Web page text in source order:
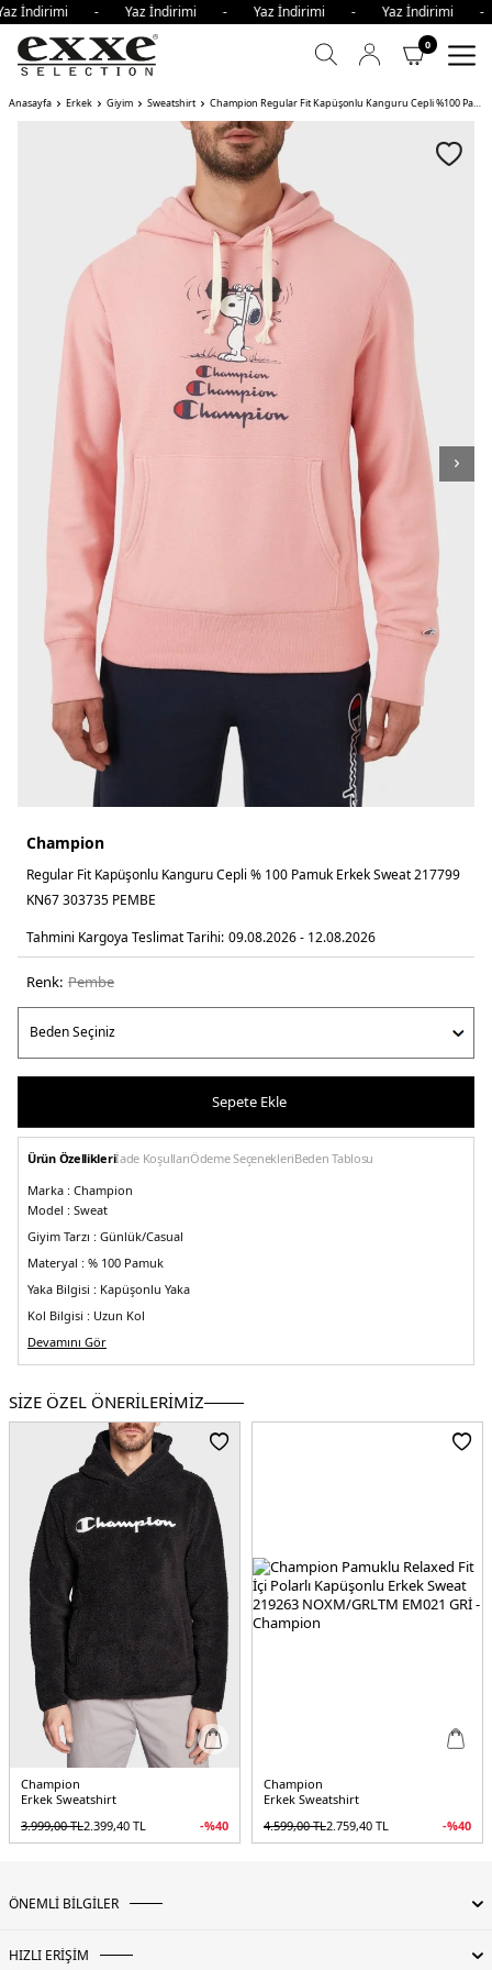
İndirimi - Yaz İndirimi - Yaz İndirimi - Yaz
0
Anasayfa Erkek Giyim Sweatshirt Champion Regular Fit Kapüşonlu Kanguru Cepli %100 Pamuk Erkek Sweat
Champion
Regular Fit Kapüşonlu Kanguru Cepli % 100 Pamuk Erkek Sweat 217799
KN67 303735 PEMBE
Tahmini Kargoya Teslimat Tarihi: 09.08.2026 - 12.08.2026
Renk: pembe
Sepete Ekle
Ürün Özellikleriİade KoşullarıÖdeme SeçenekleriBeden Tablosu
Marka : Champion
Model : Sweat
Giyim Tarzı : Günlük/Casual
Materyal : % 100 Pamuk
Yaka Bilgisi : Kapüşonlu Yaka
Kol Bilgisi : Uzun Kol
Cep Bilgisi :Cepli
Kalıp Bilgisi :Regular Fit
Detay :
-Model 189 cm boyunda M beden giymektedir
Üretim Yeri : Vietnam
5DE1217799KN67303735.36
Devamını Gör
SİZE ÖZEL ÖNERİLERİMİZ
Champion
Erkek Sweatshirt
3.999,00TL2.399,40 TL -%40
Champion
Erkek Sweatshirt
4.599,00TL2.759,40 TL -%40
ÖNEMLİ BİLGİLER
HIZLI ERİŞİM